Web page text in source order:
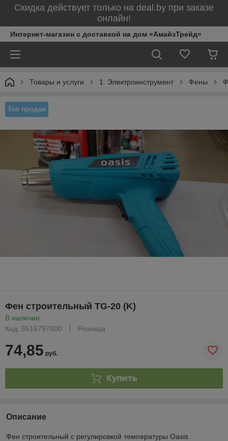
Скидка действует только на deal.by при заказе
онлайн!
Интернет-магазин с доставкой на дом «АмайзТрейд»
Товары и услуги 1. Электроинструмент Фены
Топ продаж
Фен строительный TG-20 (K)
В наличии
Код: 8516797000
Розница
74,85 руб.
Купить
Описание
Фен строительный с регулировкой температуры Oasis